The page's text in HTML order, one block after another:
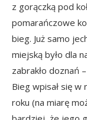
z gorączką pod
pomarańczowe
bieg. Już samo
miejską było dla
zabrakło doznań
Bieg wpisał się w
roku (na miarę